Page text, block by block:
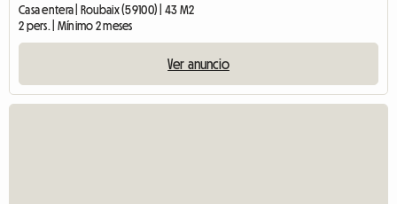
Casa entera | Roubaix (59100) | 43 M2
2 pers. | Mínimo 2 meses
Ver anuncio